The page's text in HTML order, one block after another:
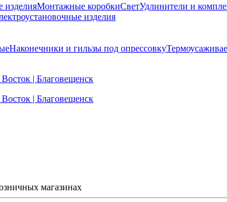
Монтажные коробкиСветУдлинители и
изделия
Наконечники и гильзы под опрессовку
магазинах